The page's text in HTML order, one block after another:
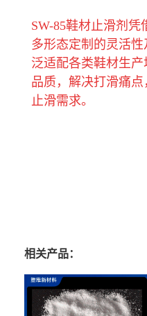
SW-85鞋材止滑剂凭
多形态定制的灵活
泛适配各类鞋材生
品质，解决打滑痛
止滑需求。
相关产品：